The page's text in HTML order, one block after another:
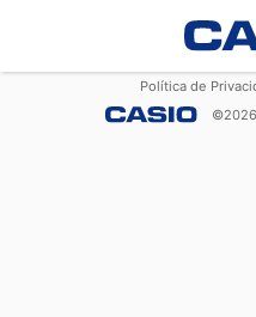
Política de
©2026